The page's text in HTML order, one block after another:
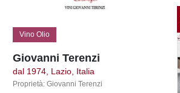
Vino Olio
Giovanni Terenzi
dal 1974, Lazio, Italia
Proprietà: Giovanni Terenzi